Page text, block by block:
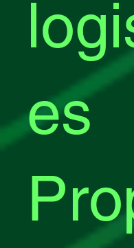
es